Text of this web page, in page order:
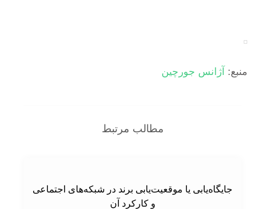
منبع:آژانس جورچین
مطالب مرتبط
جایگاه‌یابی یا موقعیت‌یابی برند در شبکه‌های اجتماعی
و کارکرد آن